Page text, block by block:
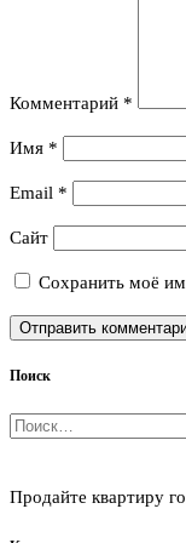
Комментарий *
Имя *
Email *
Сайт
Сохранить моё
Поиск
Найти:
Продайте квартиру